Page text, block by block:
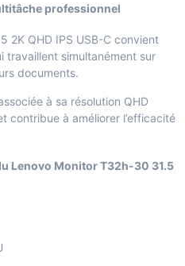
professionnel
2K QHD IPS USB-C convient
travaillent simultanément sur
documents.
à sa résolution QHD
contribue à améliorer l’efficacité
Lenovo Monitor T32h-30 31.5